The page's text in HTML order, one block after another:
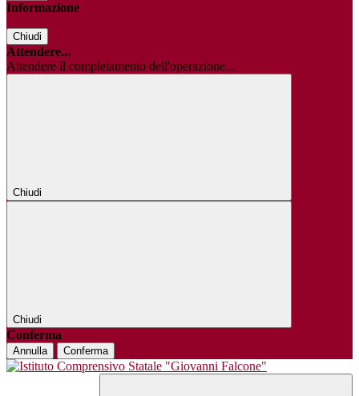
Informazione
Chiudi
Attendere...
Attendere il completamento dell'operazione...
Chiudi
Chiudi
Conferma
Annulla Conferma